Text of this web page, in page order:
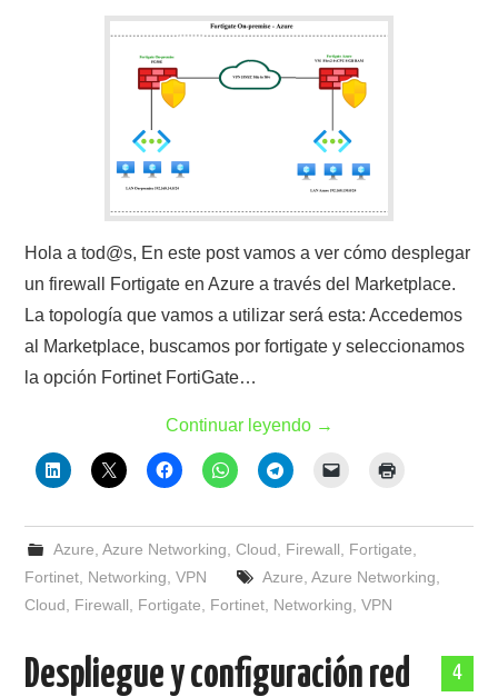
Hola a tod@s, En este post vamos a ver cómo desplegar
un firewall Fortigate en Azure a través del Marketplace.
La topología que vamos a utilizar será esta: Accedemos
al Marketplace, buscamos por fortigate y seleccionamos
la opción Fortinet FortiGate…
Continuar leyendo →
Azure Azure Networking Cloud Firewall Fortigate
Fortinet Networking ,VPN Azure Azure Networking
Cloud
Firewall Fortigate Fortinet Networking ,VPN
4
Despliegue y configuración red